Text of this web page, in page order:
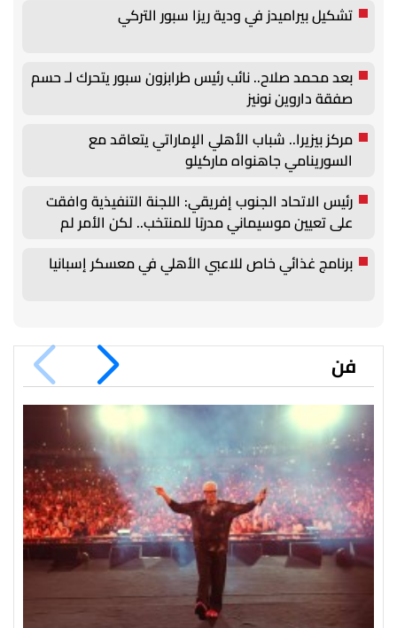
تشكيل بيراميدز في ودية ريزا سبور التركي
بعد محمد صلاح.. نائب رئيس طرابزون سبور يتحرك لـ حسم
صفقة داروين نونيز
مركز بيزيرا.. شباب الأهلي الإماراتي يتعاقد مع
السورينامي جاهنواه ماركيلو
رئيس الاتحاد الجنوب إفريقي: اللجنة التنفيذية وافقت
على تعيين موسيماني مدربًا للمنتخب.. لكن الأمر لم
برنامج غذائي خاص للاعبي الأهلي في معسكر إسبانيا
فن